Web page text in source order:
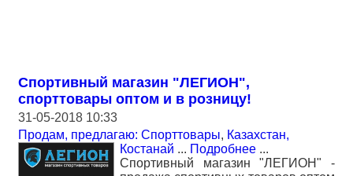
Спортивный магазин "ЛЕГИОН",
спорттовары оптом и в розницу!
31-05-2018 10:33
Продам, предлагаю: Спорттовары, Казахстан,
Костанай ... Подробнее ...
Спортивный магазин "ЛЕГИОН" -